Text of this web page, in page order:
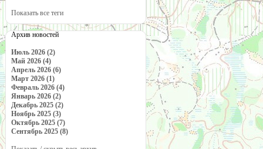
Показать все теги
Архив новостей
Июль 2026 (2)
Май 2026 (4)
Апрель 2026 (6)
Март 2026 (1)
Февраль 2026 (4)
Январь 2026 (2)
Декабрь 2025 (2)
Ноябрь 2025 (3)
Октябрь 2025 (7)
Сентябрь 2025 (8)